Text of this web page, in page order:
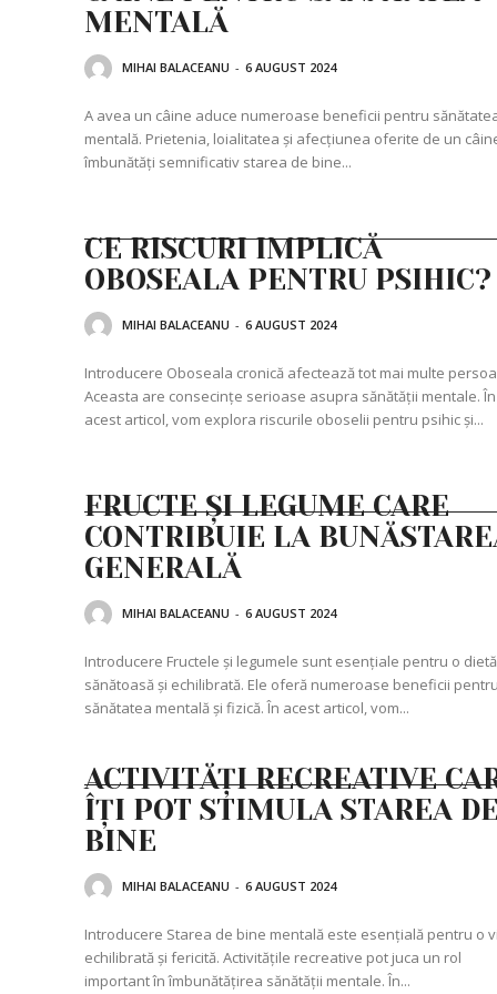
MENTALĂ
MIHAI BALACEANU - 6 AUGUST 2024
A avea un câine aduce numeroase beneficii pentru
mentală. Prietenia, loialitatea și afecțiunea oferite de un
îmbunătăți semnificativ starea de bine...
CE RISCURI IMPLICĂ
OBOSEALA PENTRU PSIHIC?
MIHAI BALACEANU - 6 AUGUST 2024
Introducere Oboseala cronică afectează tot mai multe
Aceasta are consecințe serioase asupra sănătății mentale. În
acest articol, vom explora riscurile oboselii pentru psihic și...
FRUCTE ȘI LEGUME CARE
CONTRIBUIE LA
GENERALĂ
MIHAI BALACEANU - 6 AUGUST 2024
Introducere Fructele și legumele sunt esențiale pentru o dietă
sănătoasă și echilibrată. Ele oferă numeroase beneficii pentru
sănătatea mentală și fizică. În acest articol, vom...
ACTIVITĂȚI RECREATIVE
ÎȚI POT STIMULA STAREA DE
BINE
MIHAI BALACEANU - 6 AUGUST 2024
Introducere Starea de bine mentală este esențială pentru o
echilibrată și fericită. Activitățile recreative pot juca un rol
important în îmbunătățirea sănătății mentale. În...